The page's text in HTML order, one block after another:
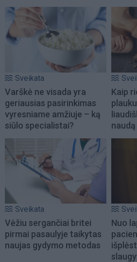
Sveikata
Varškė ne visada yra
geriausias pasirinkimas
vyresniame amžiuje – ką
siūlo specialistai?
Kaip
naudą
Sveikata
Vėžiu sergančiai britei
pirmai pasaulyje taikytas
naujas gydymo metodas
Nuo